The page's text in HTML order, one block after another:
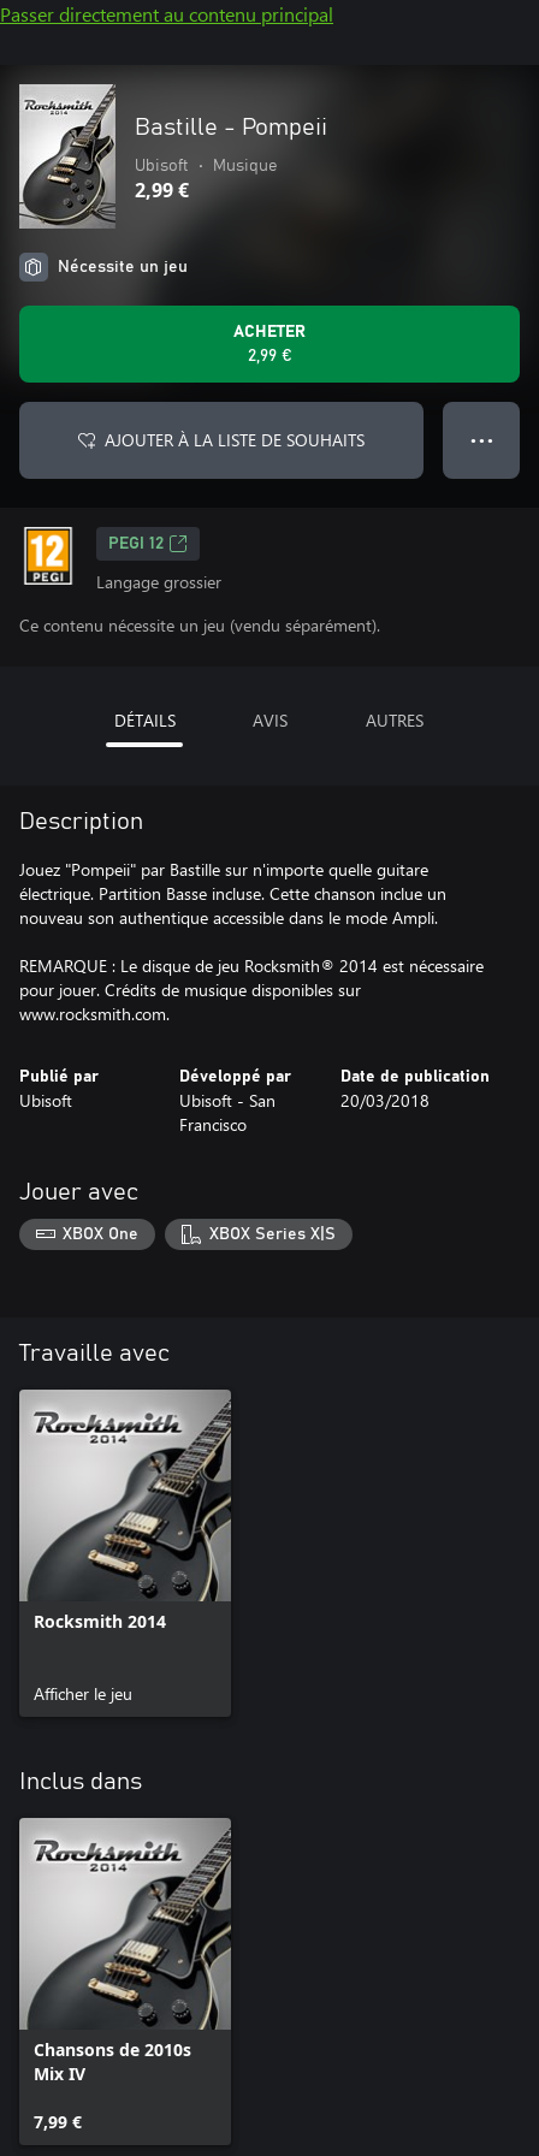
Passer directement au contenu principal
Bastille - Pompeii
Ubisoft • Musique
2,99 €
Nécessite un jeu
ACHETER
2,99 €
AJOUTER À LA LISTE DE SOUHAITS ● ● ●
PEGI 12
Langage grossier
Ce contenu nécessite un jeu (vendu séparément).
DÉTAILS AVIS AUTRES
Description
Jouez "Pompeii" par Bastille sur n'importe quelle guitare
électrique. Partition Basse incluse. Cette chanson inclue un
nouveau son authentique accessible dans le mode Ampli.
REMARQUE : Le disque de jeu Rocksmith® 2014 est nécessaire
pour jouer. Crédits de musique disponibles sur
www.rocksmith.com.
Publié par
Ubisoft
Développé par
Ubisoft - San
Francisco
Date de publication
20/03/2018
Jouer avec
XBOX One XBOX Series X|S
Travaille avec
Rocksmith 2014
Afficher le jeu
Inclus dans
Chansons de 2010s
Mix IV
7,99 €